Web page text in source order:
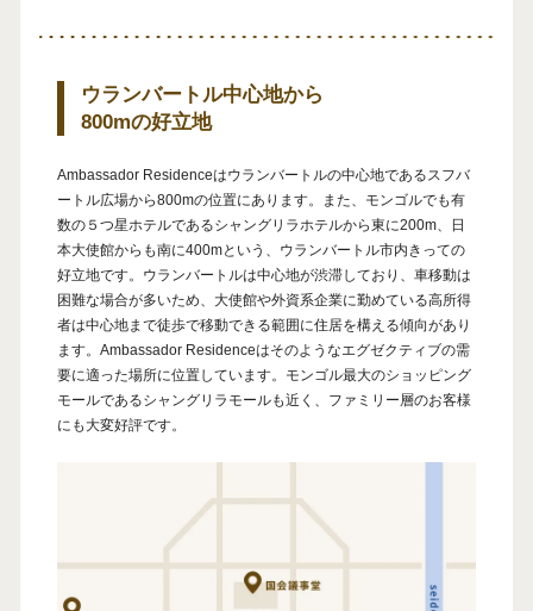
ウランバートル中心地から
800mの好立地
Ambassador Residenceはウランバートルの中心地であるスフバ
ートル広場から800mの位置にあります。また、モンゴルでも有
数の５つ星ホテルであるシャングリラホテルから東に200m、日
本大使館からも南に400mという、ウランバートル市内きっての
好立地です。ウランバートルは中心地が渋滞しており、車移動は
困難な場合が多いため、大使館や外資系企業に勤めている高所得
者は中心地まで徒歩で移動できる範囲に住居を構える傾向があり
ます。Ambassador Residenceはそのようなエグゼクティブの需
要に適った場所に位置しています。モンゴル最大のショッピング
モールであるシャングリラモールも近く、ファミリー層のお客様
にも大変好評です。